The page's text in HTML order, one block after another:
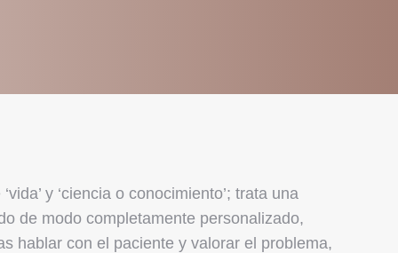
y ‘ciencia o conocimiento’; trata una
de modo completamente personalizado,
hablar con el paciente y valorar el problema,